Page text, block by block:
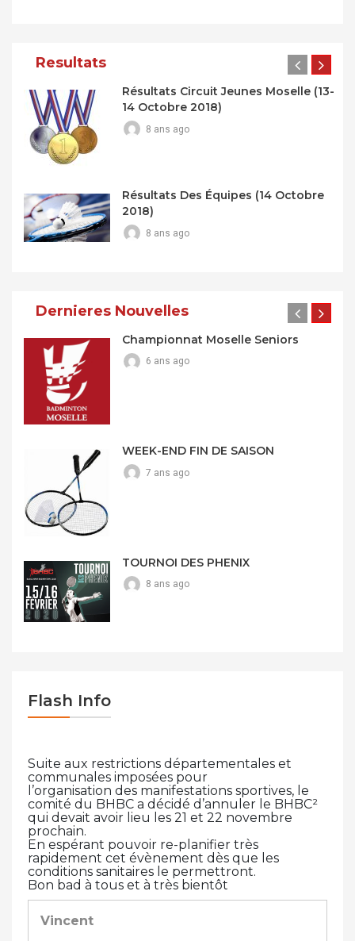
Resultats
Résultats Circuit Jeunes Moselle (13-
14 Octobre 2018)
8 ans ago
Résultats Des Équipes (14 Octobre
2018)
8 ans ago
Dernieres Nouvelles
Championnat Moselle Seniors
6 ans ago
WEEK-END FIN DE SAISON
7 ans ago
TOURNOI DES PHENIX
8 ans ago
Flash Info
Suite aux restrictions départementales et
communales imposées pour
l’organisation des manifestations sportives, le
comité du BHBC a décidé d’annuler le BHBC²
qui devait avoir lieu les 21 et 22 novembre
prochain.
En espérant pouvoir re-planifier très
rapidement cet évènement dès que les
conditions sanitaires le permettront.
Bon bad à tous et à très bientôt
Vincent